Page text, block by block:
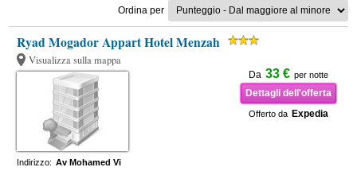
Ordina per
Ryad Mogador Appart Hotel Menzah
Visualizza sulla mappa
Da 33 € per notte
Dettagli dell'offerta
Offerto da Expedia
Indirizzo: Av Mohamed Vi